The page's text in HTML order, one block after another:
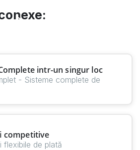
intr-un singur loc
- Sisteme complete de
competitive
flexibile de plată